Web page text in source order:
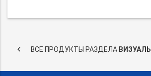
keyboard_arrow_left ВСЕ ПРОДУКТЫ РАЗДЕЛА